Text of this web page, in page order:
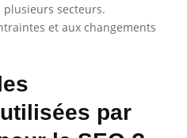
plusieurs secteurs.
et aux changements
par